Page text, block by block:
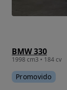
BMW 330
1998 cm3 • 184 cv
Promovido